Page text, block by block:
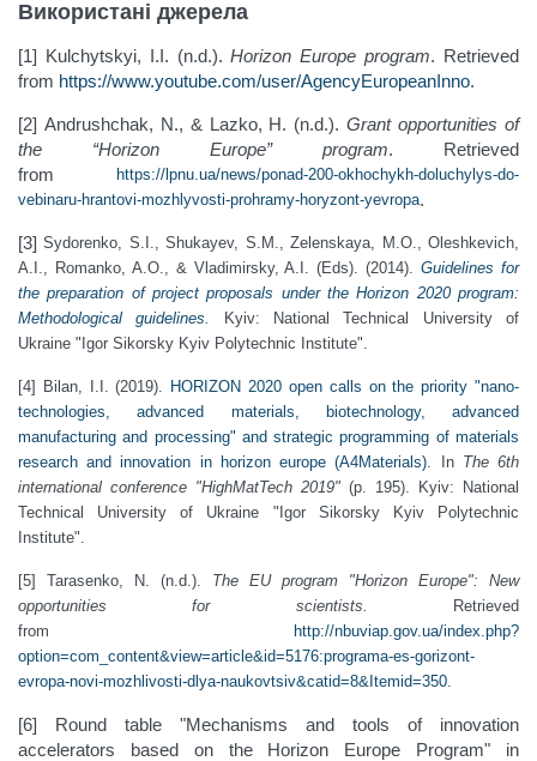
Використані джерела
[1] Kulchytskyi, I.I. (n.d.).Horizon Europe program. Retrieved
from https://www.youtube.com/user/AgencyEuropeanInno.
[2] Andrushchak, N., & Lazko, H. (n.d.).Grant opportunities of
the “Horizon Europe” program. Retrieved
from
https://lpnu.ua/news/ponad-200-okhochykh-doluchylys-do-
vebinaru-hrantovi-mozhlyvosti-prohramy-horyzont-yevropa.
[3]Sydorenko, S.I., Shukayev, S.M., Zelenskaya, M.O., Oleshkevich,
A.I., Romanko, A.O., & Vladimirsky, A.I. (Eds). (2014).Guidelines for
the preparation of project proposals under the Horizon 2020 program:
Methodological guidelines
Kyiv: National Technical University of
Ukraine "Igor Sikorsky Kyiv Polytechnic Institute".
[4] Bilan, I.I. (2019). HORIZON 2020 open calls on the priority "nano-
technologies, advanced materials, biotechnology, advanced
manufacturing and processing" and strategic programming of materials
research and innovation in horizon europe (A4Materials) . In The 6th
international conference "HighMatTech 2019" (p. 195). Kyiv: National
Technical University of Ukraine "Igor Sikorsky Kyiv Polytechnic
Institute".
[5] Tarasenko, N. (n.d.). The EU program "Horizon Europe": New
opportunities for scientists. Retrieved
from http://nbuviap.gov.ua/index.php?
option=com_content&view=article&id=5176:programa-es-gorizont-
evropa-novi-mozhlivosti-dlya-naukovtsiv&catid=8&Itemid=350
[6] Round table "Mechanisms and tools of innovation
accelerators based on the Horizon Europe Program" in